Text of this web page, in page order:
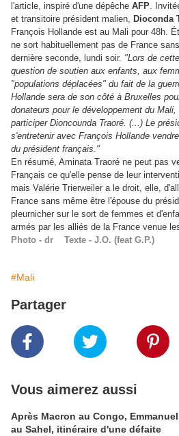
l'article, inspiré d'une dépêche AFP.
et transitoire président malien, Dioconda
François Hollande est au Mali pour 48h.
ne sort habituellement pas de France
dernière seconde, lundi soir. "Lors de
question de soutien aux enfants, aux
"populations déplacées" du fait de la
Hollande sera de son côté à Bruxelles
donateurs pour le développement du
participer Dioncounda Traoré. (...) Le
s'entretenir avec François Hollande
du président français."
En résumé, Aminata Traoré ne peut pas
Français ce qu'elle pense de leur
mais Valérie Trierweiler a le droit, elle,
France sans même être l'épouse du
pleurnicher sur le sort de femmes et
armés par les alliés de la France venue
Photo - dr Texte - J.O. (feat G.P.)
#Mali
Partager
Vous aimerez aussi
Après Macron au Congo, Emmanuel
au Sahel, itinéraire d'une défaite